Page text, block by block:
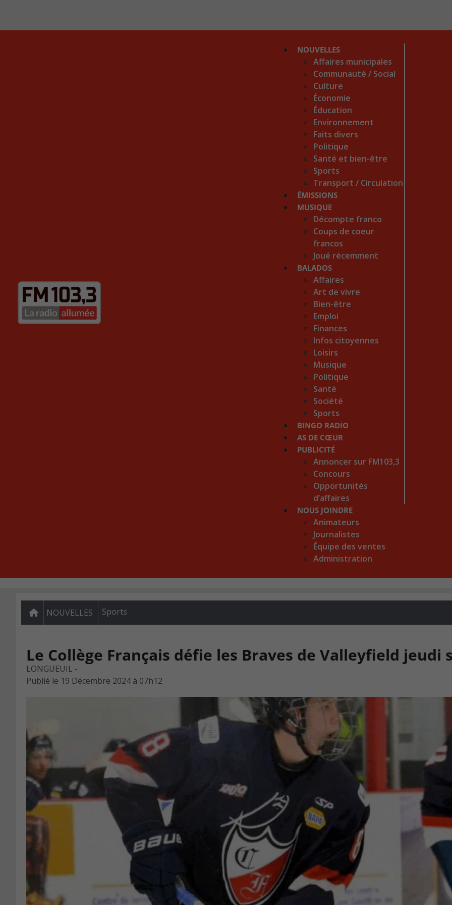
NOUVELLES
Affaires municipales
Communauté / Social
Culture
Économie
Éducation
Environnement
Faits divers
Politique
Santé et bien-être
Sports
Transport / Circulation
ÉMISSIONS
MUSIQUE
Décompte franco
Coups de coeur
francos
Joué récemment
BALADOS
Affaires
Art de vivre
Bien-être
Emploi
Finances
Infos citoyennes
Loisirs
Musique
Politique
Santé
Société
Sports
BINGO RADIO
AS DE CŒUR
PUBLICITÉ
Annoncer sur FM103,3
Concours
Opportunités
d’affaires
NOUS JOINDRE
Animateurs
Journalistes
Équipe des ventes
Administration
NOUVELLES Sports
Le Collège Français défie les Braves de Valleyfield jeudi
LONGUEUIL -
Publié le 19 Décembre 2024 à 07h12